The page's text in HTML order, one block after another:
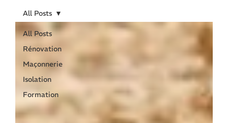
All Posts
Rénovation
Maçonnerie
Isolation
Formation
All Posts